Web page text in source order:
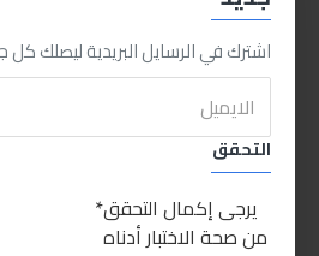
اشترك في الرسايل البريدية ليصلك كل
التحقق
يرجى إكمال التحقق
من صحة الاختبار أدناه
اشتري الان
متوفر